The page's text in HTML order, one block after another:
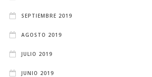
SEPTIEMBRE 2019
AGOSTO 2019
JULIO 2019
JUNIO 2019